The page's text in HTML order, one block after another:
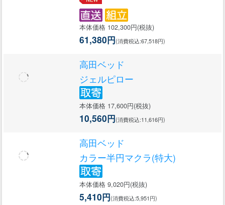
本体価格 102,300円(税抜)
61,380円(消費税込:67,518円)
高田ベッド
ジェルピロー
本体価格 17,600円(税抜)
10,560円(消費税込:11,616円)
高田ベッド
カラー半円マクラ(特大)
本体価格 9,020円(税抜)
5,410円(消費税込:5,951円)